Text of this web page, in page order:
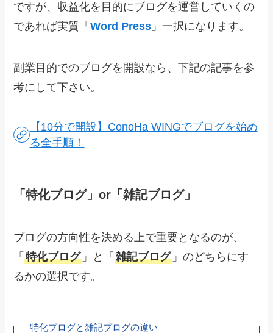
ですが、収益化を目的にブログを運営していくの
であれば実質「Word Press 」一択になります。
副業目的でのブログを開設なら、下記の記事を参
考にして下さい。
【10分で開設】ConoHa WINGでブログを始め
る全手順！
「特化ブログ」or「雑記ブログ」
ブログの方向性を決める上で重要となるのが、
「特化ブログ 」と「雑記ブログ 」のどちらにす
るかの選択です。
特化ブログと雑記ブログの違い